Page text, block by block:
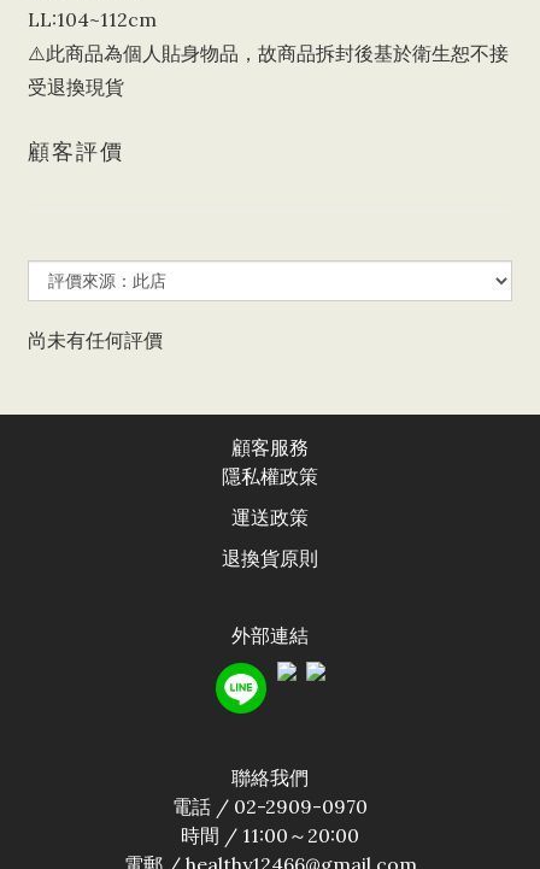
LL:104~112cm
⚠️此商品為個人貼身物品，故商品拆封後基於衛生恕不接
受退換現貨
顧客評價
尚未有任何評價
顧客服務
隱私權政策
運送政策
退換貨原則
外部連結
聯絡我們
電話 / 02-2909-0970
時間 / 11:00～20:00
電郵 / healthy12466@gmail.com